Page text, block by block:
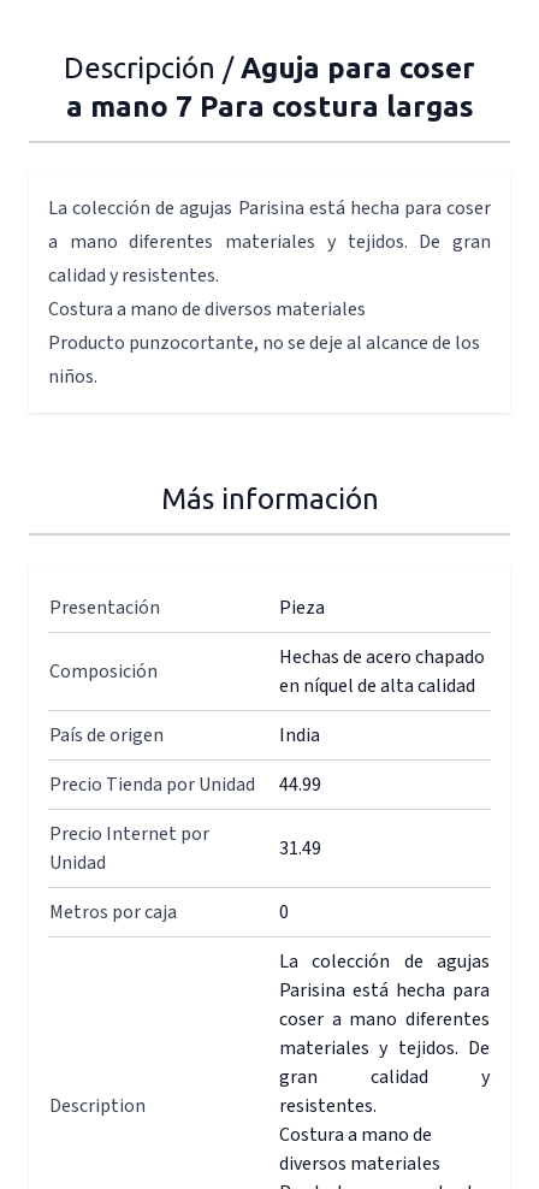
Descripción /Aguja para coser
a mano 7 Para costura largas
La colección de agujas Parisina está hecha para coser
a mano diferentes materiales y tejidos. De gran
calidad y resistentes.
Costura a mano de diversos materiales
Producto punzocortante, no se deje al alcance de los
niños.
Más información
Presentación Pieza
Composición
Hechas de acero chapado
en níquel de alta calidad
País de origen
India
Precio Tienda por Unidad
44.99
Precio Internet por
Unidad
31.49
Metros por caja 0
Description
La colección de agujas
Parisina está hecha para
coser a mano diferentes
materiales y tejidos. De
gran calidad y
resistentes.
Costura a mano de
diversos materiales